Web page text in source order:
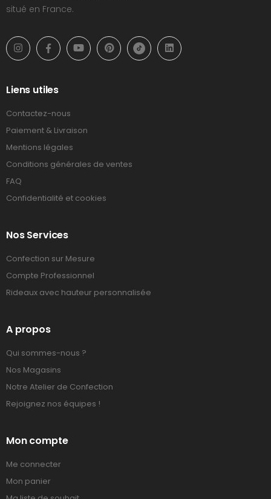
situé en France.
Liens utiles
Contactez-nous
Paiement & Livraison
Mentions légales
Conditions générales de ventes
FAQ
Confidentialité et cookies
Nos Services
Confection sur Mesure
Compte Professionnel
Rideaux avec hauteur personnalisée
A propos
Qui sommes-nous ?
Nos Magasins
Notre Atelier de Confection
Rejoignez nos équipes !
Mon compte
Me connecter
Mon panier